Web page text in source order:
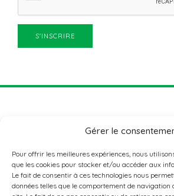
Gérer le
Pour offrir les meilleures expériences, nous
que les cookies pour stocker et/ou accéder aux
Le fait de consentir à ces technologies nous
données telles que le comportement de navigation
ADRESSE